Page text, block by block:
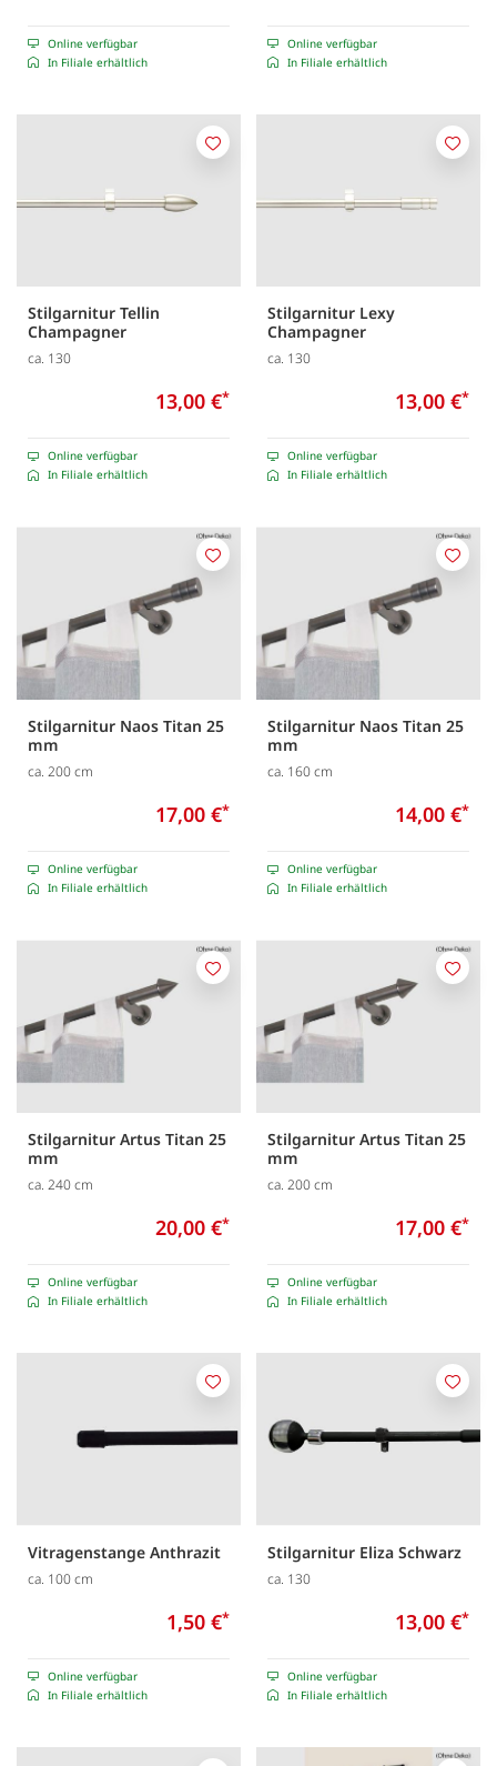
Online verfügbar
In Filiale erhältlich
Online verfügbar
In Filiale erhältlich
Stilgarnitur Tellin
Champagner
ca. 130
13,00 €*
Online verfügbar
In Filiale erhältlich
Merken
Stilgarnitur Lexy
Champagner
ca. 130
13,00 €*
Online verfügbar
In Filiale erhältlich
Stilgarnitur Naos Titan 25
mm
ca. 200 cm
17,00 €*
Online verfügbar
In Filiale erhältlich
Merken
Stilgarnitur Naos Titan 25
mm
ca. 160 cm
14,00 €*
Online verfügbar
In Filiale erhältlich
Stilgarnitur Artus Titan 25
mm
ca. 240 cm
20,00 €*
Online verfügbar
In Filiale erhältlich
Merken
Stilgarnitur Artus Titan 25
mm
ca. 200 cm
17,00 €*
Online verfügbar
In Filiale erhältlich
Vitragenstange Anthrazit
ca. 100 cm
1,50 €*
Online verfügbar
In Filiale erhältlich
Merken
Stilgarnitur Eliza Schwarz
ca. 130
13,00 €*
Online verfügbar
In Filiale erhältlich